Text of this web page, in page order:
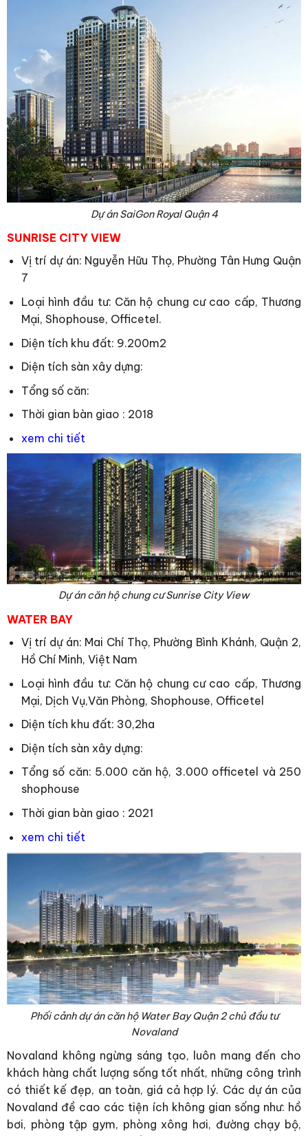
Dự án SaiGon Royal Quận 4
SUNRISE CITY VIEW
Vị trí dự án: Nguyễn Hữu Thọ, Phường Tân Hưng Quận
7
Loại hình đầu tư: Căn hộ chung cư cao cấp, Thương
Mại, Shophouse, Officetel.
Diện tích khu đất: 9.200m2
Diện tích sàn xây dựng:
Tổng số căn:
Thời gian bàn giao : 2018
xem chi tiết
Dự án căn hộ chung cư Sunrise City View
WATER BAY
Vị trí dự án: Mai Chí Thọ, Phường Bình Khánh, Quận 2,
Hồ Chí Minh, Việt Nam
Loại hình đầu tư: Căn hộ chung cư cao cấp, Thương
Mại, Dịch Vụ,Văn Phòng, Shophouse, Officetel
Diện tích khu đất: 30,2ha
Diện tích sàn xây dựng:
Tổng số căn: 5.000 căn hộ, 3.000 officetel và 250
shophouse
Thời gian bàn giao : 2021
xem chi tiết
Phối cảnh dự án căn hộ Water Bay Quận 2 chủ đầu tư
Novaland
Novaland không ngừng sáng tạo, luôn mang đến cho
khách hàng chất lượng sống tốt nhất, những công trình
có thiết kế đẹp, an toàn, giá cả hợp lý. Các dự án của
Novaland đề cao các tiện ích không gian sống như: hồ
bơi, phòng tập gym, phòng xông hơi, đường chạy bộ,